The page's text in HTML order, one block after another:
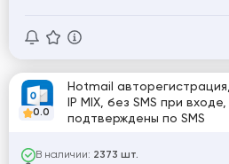
0.0
Hotmail
IP MIX, без SMS при
подтверждены по SMS
В наличии: 2373 шт.